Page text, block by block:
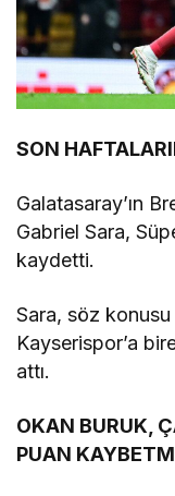
SON
Galatasaray’ın
Gabriel Sara,
kaydetti.
Sara, söz
Kayserispor’a
attı.
OKAN BURUK,
PUAN